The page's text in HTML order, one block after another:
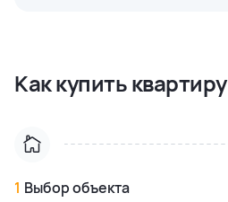
3 bedroom
148.0 м²
37.0 м²
37.0 м²
Как купить квартиру
1 Выбор объекта